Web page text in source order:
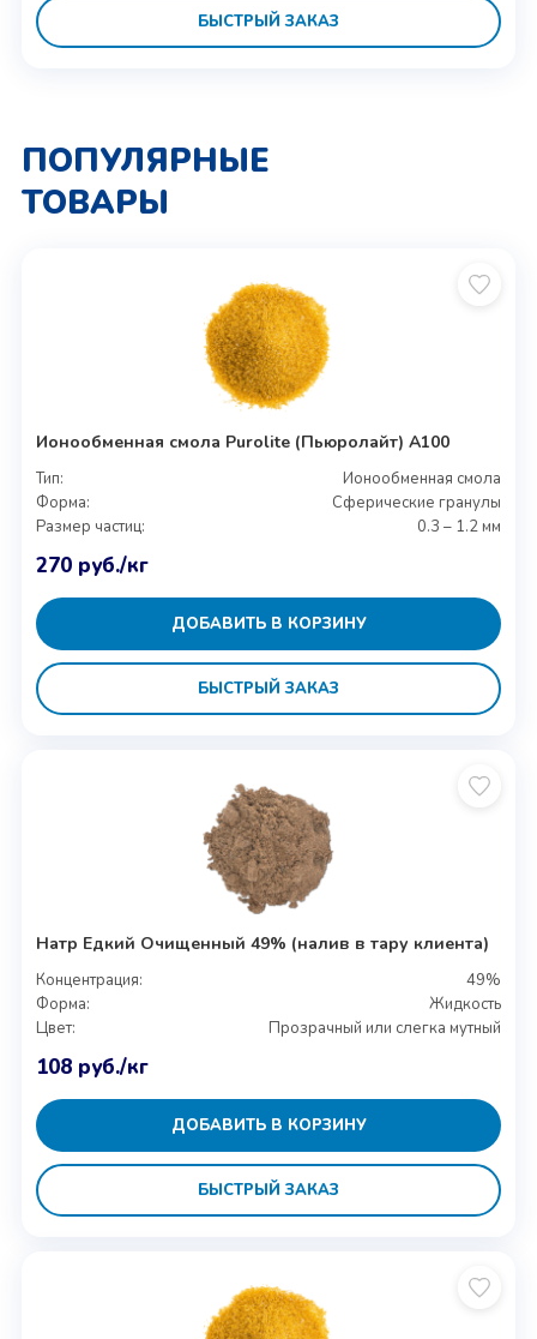
БЫСТРЫЙ ЗАКАЗ
ПОПУЛЯРНЫЕ
ТОВАРЫ
Ионообменная смола Purolite (Пьюролайт) A100
Тип:
Ионообменная смола
Форма:
Сферические гранулы
Размер частиц:
0.3 – 1.2 мм
270 руб./кг
ДОБАВИТЬ В КОРЗИНУ
БЫСТРЫЙ ЗАКАЗ
Натр Едкий Очищенный 49% (налив в тару клиента)
Концентрация:
49%
Форма:
Жидкость
Цвет:
Прозрачный или слегка мутный
108 руб./кг
ДОБАВИТЬ В КОРЗИНУ
БЫСТРЫЙ ЗАКАЗ